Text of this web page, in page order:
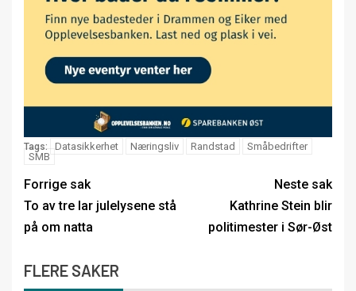
Tags: Datasikkerhet Næringsliv Randstad
Småbedrifter
SMB
Forrige sak
To av tre lar julelysene stå
på om natta
Neste sak
Kathrine Stein blir
politimester i Sør-Øst
FLERE SAKER